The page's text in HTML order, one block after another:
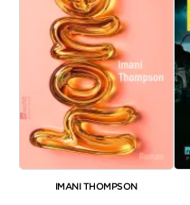
IMANI THOMPSON